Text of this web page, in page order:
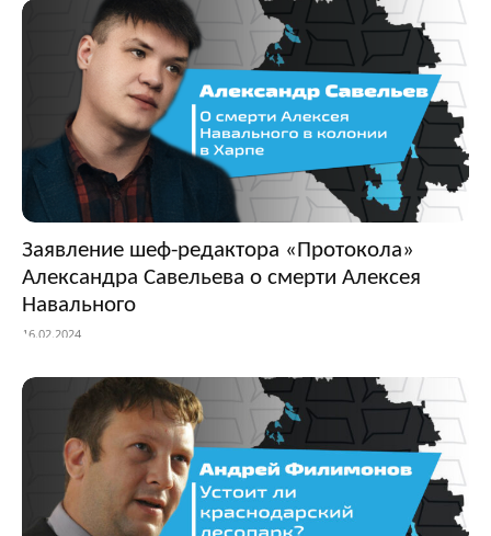
Заявление шеф-редактора «Протокола»
Александра Савельева о смерти Алексея
Навального
16.02.2024